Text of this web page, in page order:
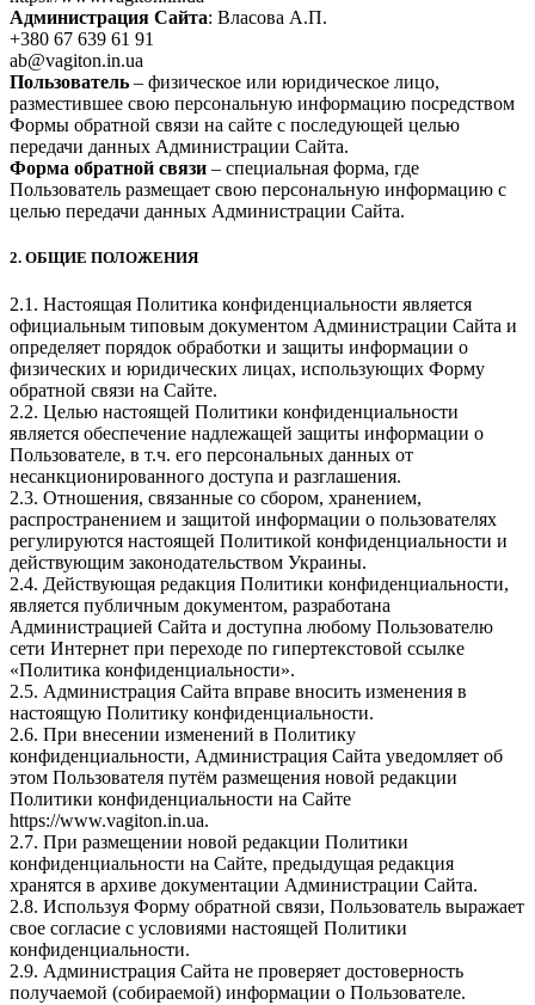
Администрация Сайта: Власова А.П.
+380 67 639 61 91
ab@vagiton.in.ua
Пользователь – физическое или юридическое лицо,
разместившее свою персональную информацию посредством
Формы обратной связи на сайте с последующей целью
передачи данных Администрации Сайта.
Форма обратной связи – специальная форма, где
Пользователь размещает свою персональную информацию с
целью передачи данных Администрации Сайта.
2. ОБЩИЕ ПОЛОЖЕНИЯ
2.1. Настоящая Политика конфиденциальности является
официальным типовым документом Администрации Сайта и
определяет порядок обработки и защиты информации о
физических и юридических лицах, использующих Форму
обратной связи на Сайте.
2.2. Целью настоящей Политики конфиденциальности
является обеспечение надлежащей защиты информации о
Пользователе, в т.ч. его персональных данных от
несанкционированного доступа и разглашения.
2.3. Отношения, связанные со сбором, хранением,
распространением и защитой информации о пользователях
регулируются настоящей Политикой конфиденциальности и
действующим законодательством Украины.
2.4. Действующая редакция Политики конфиденциальности,
является публичным документом, разработана
Администрацией Сайта и доступна любому Пользователю
сети Интернет при переходе по гипертекстовой ссылке
«Политика конфиденциальности».
2.5. Администрация Сайта вправе вносить изменения в
настоящую Политику конфиденциальности.
2.6. При внесении изменений в Политику
конфиденциальности, Администрация Сайта уведомляет об
этом Пользователя путём размещения новой редакции
Политики конфиденциальности на Сайте
https://www.vagiton.in.ua.
2.7. При размещении новой редакции Политики
конфиденциальности на Сайте, предыдущая редакция
хранятся в архиве документации Администрации Сайта.
2.8. Используя Форму обратной связи, Пользователь выражает
свое согласие с условиями настоящей Политики
конфиденциальности.
2.9. Администрация Сайта не проверяет достоверность
получаемой (собираемой) информации о Пользователе.